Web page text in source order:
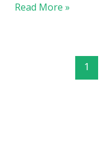
Read More »
1